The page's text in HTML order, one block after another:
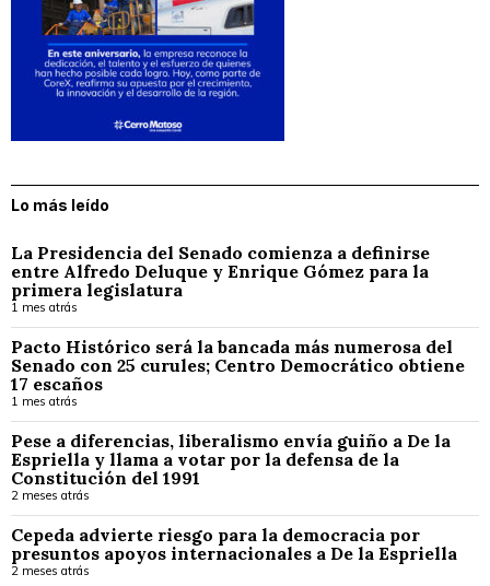
Lo más leído
La Presidencia del Senado comienza a definirse
entre Alfredo Deluque y Enrique Gómez para la
primera legislatura
1 mes atrás
Pacto Histórico será la bancada más numerosa del
Senado con 25 curules; Centro Democrático obtiene
17 escaños
1 mes atrás
Pese a diferencias, liberalismo envía guiño a De la
Espriella y llama a votar por la defensa de la
Constitución del 1991
2 meses atrás
Cepeda advierte riesgo para la democracia por
presuntos apoyos internacionales a De la Espriella
2 meses atrás